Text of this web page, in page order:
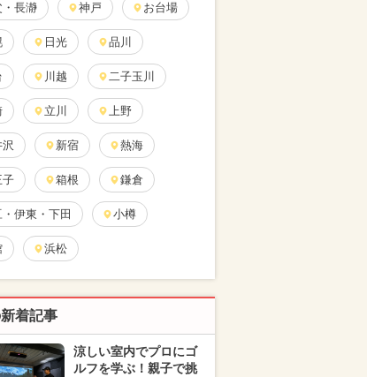
・長瀞 神戸 お台場
日光 品川
川越 二子玉川
立川 上野
新宿 熱海
子 箱根 鎌倉
伊東・下田 小樽
浜松
着記事
涼しい室内でプロにゴ
ルフを学ぶ！親子で挑